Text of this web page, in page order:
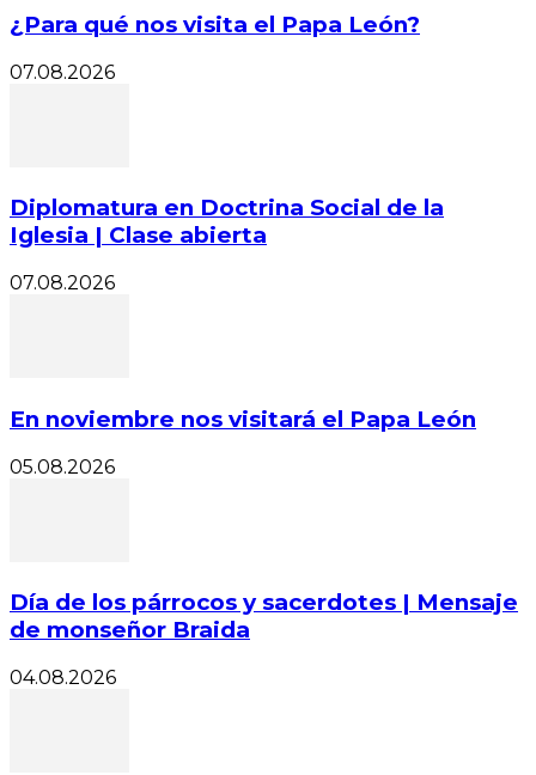
¿Para qué nos visita el Papa León?
07.08.2026
Diplomatura en Doctrina Social de la
Iglesia | Clase abierta
07.08.2026
En noviembre nos visitará el Papa León
05.08.2026
Día de los párrocos y sacerdotes | Mensaje
de monseñor Braida
04.08.2026